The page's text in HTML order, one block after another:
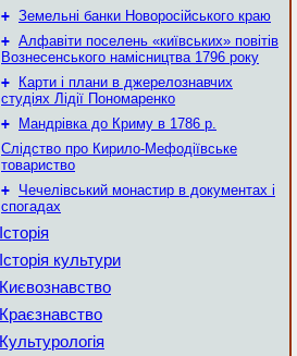
+ Земельні банки Новоросійського краю
+ Алфавіти поселень «київських» повітів
Вознесенського намісництва 1796 року
+
Карти і плани в джерелознавчих
студіях Лідії Пономаренко
+
Мандрівка до Криму в 1786 р.
Слідство про Кирило-Мефодіївське
товариство
+ Чечелівський монастир в документах і
спогадах
Історія
Історія культури
Києвознавство
Краєзнавство
Культурологія